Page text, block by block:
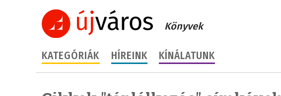
Könyvek
KATEGÓRIÁK HÍREINK KÍNÁLATUNK